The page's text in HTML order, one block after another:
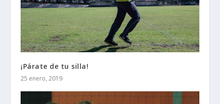
¡Párate de tu silla!
25 enero, 2019